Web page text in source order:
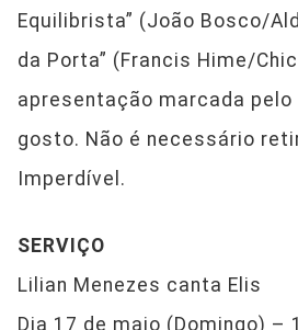
Equilibrista” (João Bosco/
da Porta” (Francis Hime/
apresentação marcada pelo
gosto. Não é necessário
Imperdível.
SERVIÇO
Lilian Menezes canta Elis
Dia 17 de maio (Domingo) –